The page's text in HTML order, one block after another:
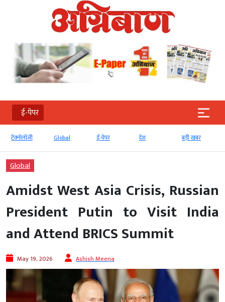
ई-पेपर
टेक्‍नोलॉजी Global ई-पेपर देश बड़ी खबर
Global
Amidst West Asia Crisis, Russian
President Putin to Visit India
and Attend BRICS Summit
May 19, 2026 Ashish Meena